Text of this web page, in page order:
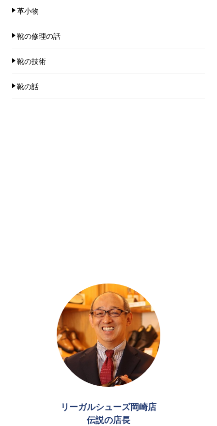
革小物
靴の修理の話
靴の技術
靴の話
リーガルシューズ岡崎店
伝説の店長